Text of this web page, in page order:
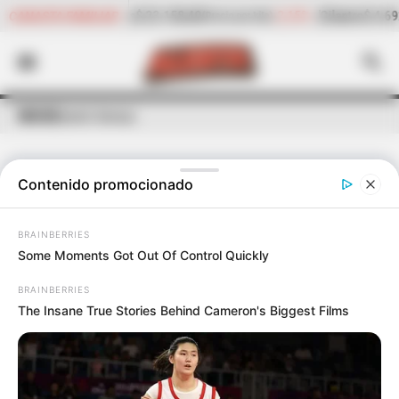
Pepino de
ÚLTIMAS NOTICIAS
Contenido promocionado
BRAINBERRIES
Some Moments Got Out Of Control Quickly
BRAINBERRIES
The Insane True Stories Behind Cameron's Biggest Films